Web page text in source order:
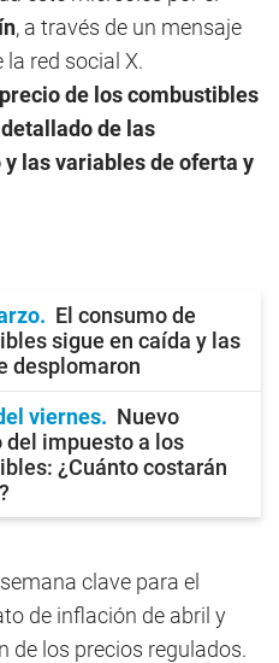
, a través de un mensaje
red social X.
de los combustibles
de las
las variables de oferta y
El consumo de
sigue en caída y las
desplomaron
viernes
Nuevo
del impuesto a los
¿Cuánto costarán
clave para el
de inflación de abril y
de los precios regulados.